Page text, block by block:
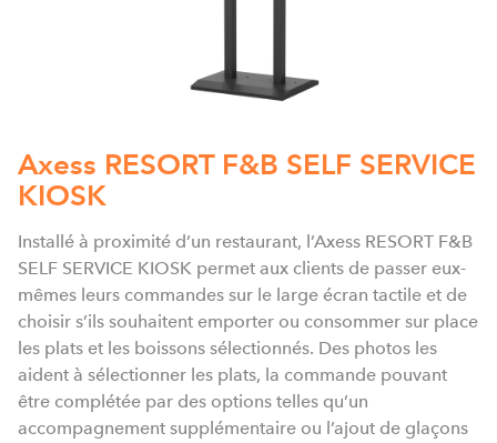
Axess RESORT F&B SELF SERVICE
KIOSK
Installé à proximité d’un restaurant, l’Axess RESORT F&B
SELF SERVICE KIOSK permet aux clients de passer eux-
mêmes leurs commandes sur le large écran tactile et de
choisir s’ils souhaitent emporter ou consommer sur place
les plats et les boissons sélectionnés. Des photos les
aident à sélectionner les plats, la commande pouvant
être complétée par des options telles qu’un
accompagnement supplémentaire ou l’ajout de glaçons